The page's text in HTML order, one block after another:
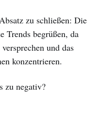
zu schließen: Die
Trends begrüßen, da
und das
konzentrieren.
zu negativ?